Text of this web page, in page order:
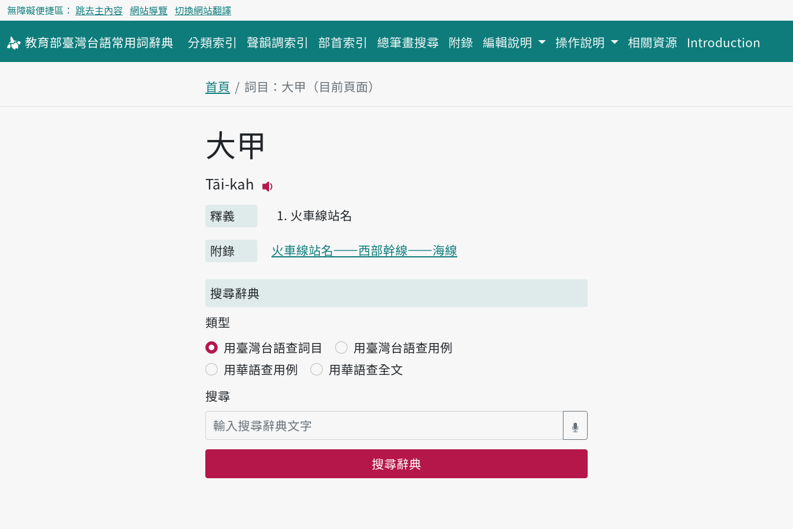
無障礙便捷區： 跳去主內容 網站導覽 切換網站翻譯
教育部臺灣台語常用詞辭典 分類索引 聲韻調索引 部首索引 總筆畫搜尋 附錄 編輯說明 操作說明 相關資源 Introduction
首頁 詞目：大甲（目前頁面）
主內容區塊
大甲
Tāi-kah
釋義
火車線站名
附錄 火車線站名——西部幹線——海線
搜尋辭典
類型
用臺灣台語查詞目
用臺灣台語查用例
用華語查用例
用華語查全文
搜尋
搜尋辭典